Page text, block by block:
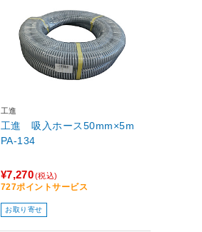
工進
工進 吸入ホース50mm×5m
PA-134
¥7,270(税込)
727ポイントサービス
お取り寄せ